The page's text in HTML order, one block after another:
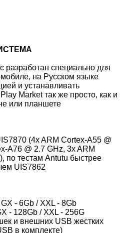
разработан специально для
на Русском языке
и устанавливать
Market так же просто, как и
или планшете
70 (4x ARM Cortex-A55 @
A76 @ 2.7 GHz, 3x ARM
по тестам Antutu быстрее
UIS7862
GX - 6Gb / XXL - 8Gb
- 128Gb / XXL - 256G
и внешних USB жестких
в комплекте)